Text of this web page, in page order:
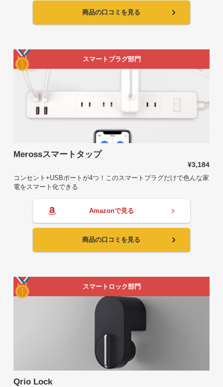
商品の口コミを見る
スマートプラグ部門
Merossスマートタップ
¥3,184
コンセント+USBポートが4つ！このスマートプラグだけで色んな家
電をスマート化できる
Amazonで見る
商品の口コミを見る
スマートロック部門
Qrio Lock